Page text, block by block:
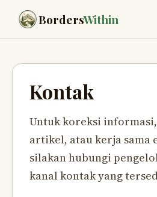
BordersWithin
Kontak
Untuk koreksi
artikel, atau kerja sama
silakan hubungi
kanal kontak yang